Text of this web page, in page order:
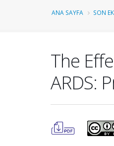
ANA SAYFA SON
The
ARDS: